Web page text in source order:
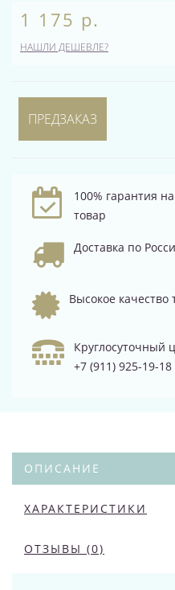
1 175 р.
НАШЛИ ДЕШЕВЛЕ?
ПРЕДЗАКАЗ
100% гарантия
товар
Доставка по
Высокое качество
Круглосуточный
+7 (911) 925-19-18
ОПИСАНИЕ
ХАРАКТЕРИСТИКИ
ОТЗЫВЫ (0)